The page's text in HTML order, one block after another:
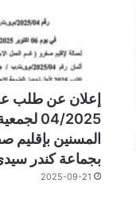
إعلان عن طلب
04/2025
المسنين بإقليم
بجماعة كندر
2025-09-21